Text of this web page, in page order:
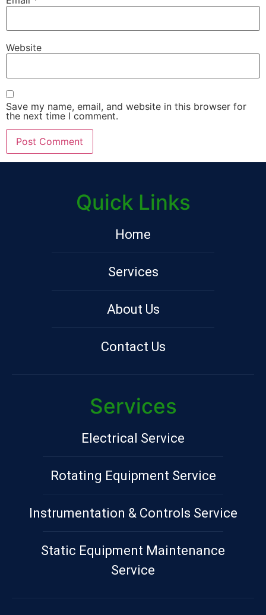
Website
Save my name, email, and website in this browser for
the next time I comment.
Quick Links
Home
Services
About Us
Contact Us
Services
Electrical Service
Rotating Equipment Service
Instrumentation & Controls Service
Static Equipment Maintenance
Service